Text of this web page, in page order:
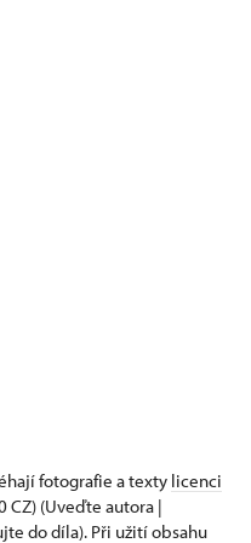
fotografie a texty licenci
CZ) (Uveďte autora |
do díla). Při užití obsahu